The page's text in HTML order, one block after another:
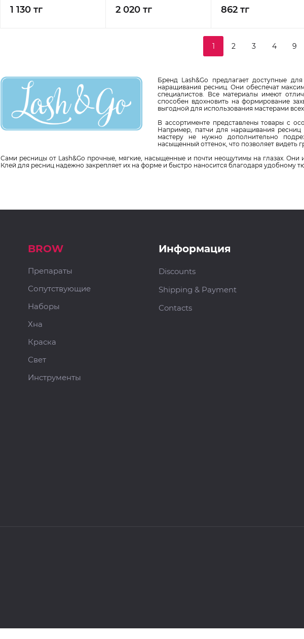
1 130 тг 2 020 тг 862 тг
1 2 3 4 9
Бренд Lash&Go предлагает доступные
наращивания ресниц. Они обеспечат
специалистов. Все материалы имеют
способен вдохновить на формирование
выгодной для использования мастерами
В ассортименте представлены товары с
Например, патчи для наращивания
мастеру не нужно дополнительно
насыщенный оттенок, что позволяет видеть
Сами ресницы от Lash&Go прочные, мягкие, насыщенные и почти неощутимы на глазах.
Клей для ресниц надежно закрепляет их на форме и быстро наносится благодаря удобному
BROW
Препараты
Сопутствующие
Наборы
Хна
Краска
Свет
Инструменты
Информация
Discounts
Shipping & Payment
Contacts